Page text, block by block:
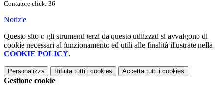
Contatore click: 36
Notizie
Questo sito o gli strumenti terzi da questo utilizzati si avvalgono di
cookie necessari al funzionamento ed utili alle finalità illustrate nella
COOKIE POLICY.
Personalizza Rifiuta tutti i cookies Accetta tutti i cookies
Gestione cookie